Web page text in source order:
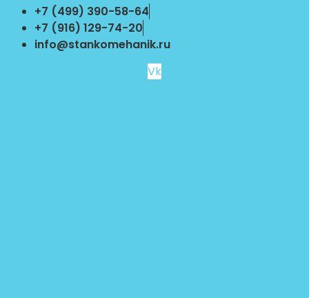
Перейти
содержимому
+7 (499) 390-58-64
+7 (916) 129-74-20
info@stankomehanik.ru
Vk